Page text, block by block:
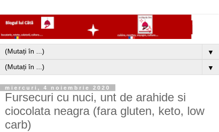
▼
▼
miercuri, 4 noiembrie 2020
Fursecuri cu nuci, unt de arahide si
ciocolata neagra (fara gluten, keto, low
carb)